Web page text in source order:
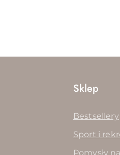
Sklep
Bestsellery
Sport i
Pomysły